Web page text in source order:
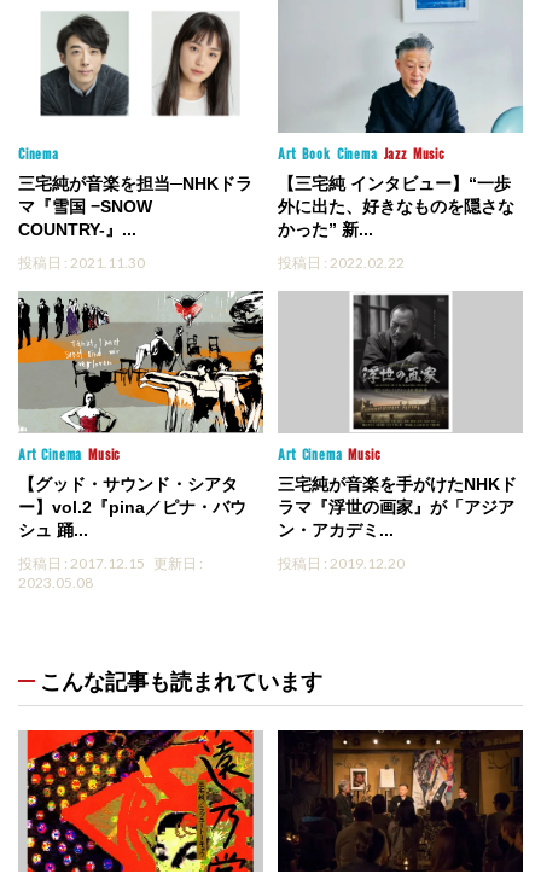
Cinema
三宅純が音楽を担当─NHKドラ
マ『雪国 −SNOW
COUNTRY-』...
投稿日 : 2021.11.30
Art Book Cinema Jazz Music
【三宅純 インタビュー】“一歩
外に出た、好きなものを隠さな
かった” 新...
投稿日 : 2022.02.22
Art Cinema Music
【グッド・サウンド・シアタ
ー】vol.2『pina／ピナ・バウ
シュ 踊...
投稿日 : 2017.12.15 更新日 :
2023.05.08
Art Cinema Music
三宅純が音楽を手がけたNHKド
ラマ『浮世の画家』が「アジア
ン・アカデミ...
投稿日 : 2019.12.20
こんな記事も読まれています